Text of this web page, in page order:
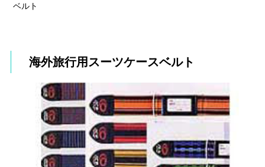
ベルト
海外旅行用スーツケースベルト